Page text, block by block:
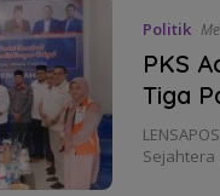
Politik
PKS
Tiga
Sejahtera